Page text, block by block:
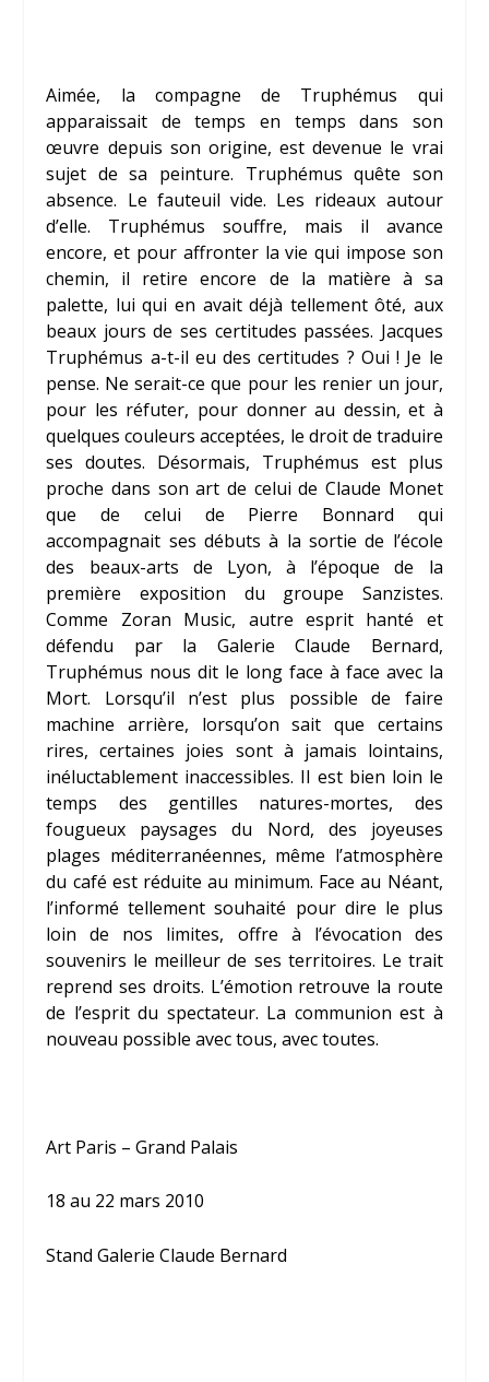
Aimée, la compagne de Truphémus qui
apparaissait de temps en temps dans son
œuvre depuis son origine, est devenue le vrai
sujet de sa peinture. Truphémus quête son
absence. Le fauteuil vide. Les rideaux autour
d’elle. Truphémus souffre, mais il avance
encore, et pour affronter la vie qui impose son
chemin, il retire encore de la matière à sa
palette, lui qui en avait déjà tellement ôté, aux
beaux jours de ses certitudes passées. Jacques
Truphémus a-t-il eu des certitudes ? Oui ! Je le
pense. Ne serait-ce que pour les renier un jour,
pour les réfuter, pour donner au dessin, et à
quelques couleurs acceptées, le droit de traduire
ses doutes. Désormais, Truphémus est plus
proche dans son art de celui de Claude Monet
que de celui de Pierre Bonnard qui
accompagnait ses débuts à la sortie de l’école
des beaux-arts de Lyon, à l’époque de la
première exposition du groupe Sanzistes.
Comme Zoran Music, autre esprit hanté et
défendu par la Galerie Claude Bernard,
Truphémus nous dit le long face à face avec la
Mort. Lorsqu’il n’est plus possible de faire
machine arrière, lorsqu’on sait que certains
rires, certaines joies sont à jamais lointains,
inéluctablement inaccessibles. Il est bien loin le
temps des gentilles natures-mortes, des
fougueux paysages du Nord, des joyeuses
plages méditerranéennes, même l’atmosphère
du café est réduite au minimum. Face au Néant,
l’informé tellement souhaité pour dire le plus
loin de nos limites, offre à l’évocation des
souvenirs le meilleur de ses territoires. Le trait
reprend ses droits. L’émotion retrouve la route
de l’esprit du spectateur. La communion est à
nouveau possible avec tous, avec toutes.
Art Paris – Grand Palais
18 au 22 mars 2010
Stand Galerie Claude Bernard